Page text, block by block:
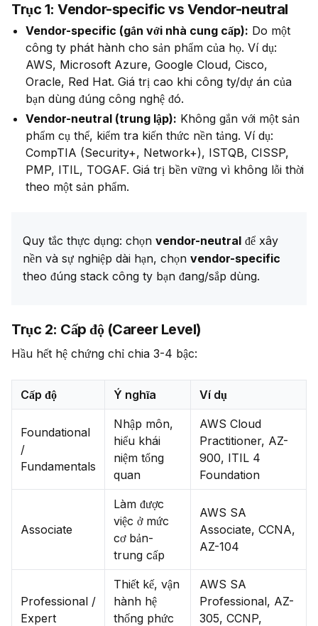
Trục 1: Vendor-specific vs Vendor-neutral
Vendor-specific (gắn với nhà cung cấp): Do một
công ty phát hành cho sản phẩm của họ. Ví dụ:
AWS, Microsoft Azure, Google Cloud, Cisco,
Oracle, Red Hat. Giá trị cao khi công ty/dự án của
bạn dùng đúng công nghệ đó.
Vendor-neutral (trung lập): Không gắn với một sản
phẩm cụ thể, kiểm tra kiến thức nền tảng. Ví dụ:
CompTIA (Security+, Network+), ISTQB, CISSP,
PMP, ITIL, TOGAF. Giá trị bền vững vì không lỗi thời
theo một sản phẩm.
Quy tắc thực dụng: chọn vendor-neutral để xây
nền và sự nghiệp dài hạn, chọn vendor-specific
theo đúng stack công ty bạn đang/sắp dùng.
Trục 2: Cấp độ (Career Level)
Hầu hết hệ chứng chỉ chia 3-4 bậc:
Cấp độ Ý nghĩa Ví dụ
Foundational
/
Fundamentals
Nhập môn,
hiểu khái
niệm tổng
quan
AWS Cloud
Practitioner, AZ-
900, ITIL 4
Foundation
Associate
Làm được
việc ở mức
cơ bản-
trung cấp
AWS SA
Associate, CCNA,
AZ-104
Professional /
Expert
Thiết kế, vận
hành hệ
thống phức
AWS SA
Professional, AZ-
305, CCNP,